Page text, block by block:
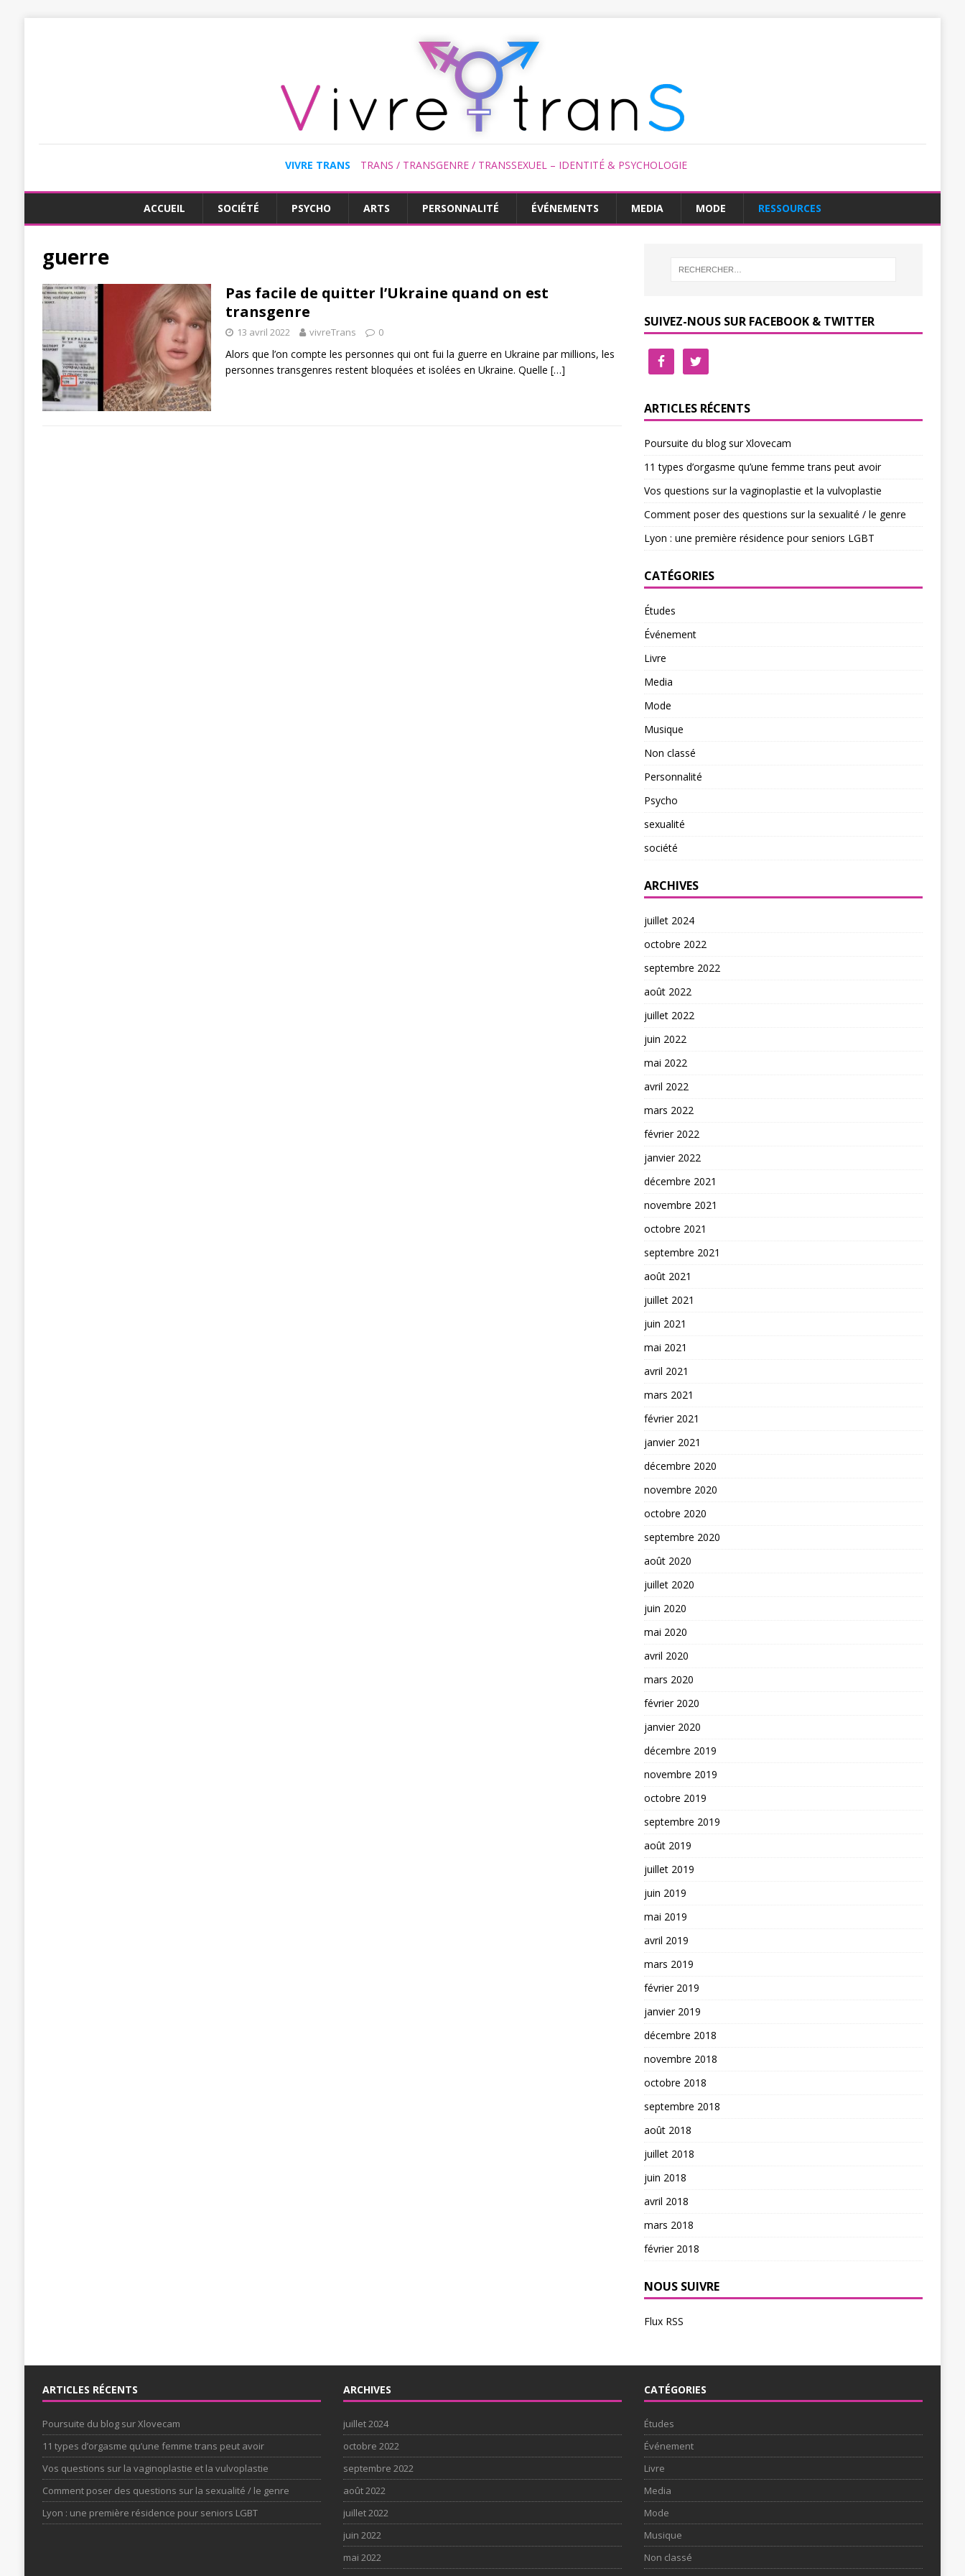
VIVRE TRANS TRANS / TRANSGENRE / TRANSSEXUEL – IDENTITÉ & PSYCHOLOGIE
ACCUEIL SOCIÉTÉ PSYCHO ARTS PERSONNALITÉ ÉVÉNEMENTS MEDIA MODE RESSOURCES
guerre
Pas facile de quitter l’Ukraine quand on est
transgenre
13 avril 2022 vivreTrans 0
Alors que l’on compte les personnes qui ont fui la guerre en Ukraine par millions, les
personnes transgenres restent bloquées et isolées en Ukraine. Quelle […]
SUIVEZ-NOUS SUR FACEBOOK & TWITTER
ARTICLES RÉCENTS
Poursuite du blog sur Xlovecam
11 types d’orgasme qu’une femme trans peut avoir
Vos questions sur la vaginoplastie et la vulvoplastie
Comment poser des questions sur la sexualité / le genre
Lyon : une première résidence pour seniors LGBT
CATÉGORIES
Études
Événement
Livre
Media
Mode
Musique
Non classé
Personnalité
Psycho
sexualité
société
ARCHIVES
juillet 2024
octobre 2022
septembre 2022
août 2022
juillet 2022
juin 2022
mai 2022
avril 2022
mars 2022
février 2022
janvier 2022
décembre 2021
novembre 2021
octobre 2021
septembre 2021
août 2021
juillet 2021
juin 2021
mai 2021
avril 2021
mars 2021
février 2021
janvier 2021
décembre 2020
novembre 2020
octobre 2020
septembre 2020
août 2020
juillet 2020
juin 2020
mai 2020
avril 2020
mars 2020
février 2020
janvier 2020
décembre 2019
novembre 2019
octobre 2019
septembre 2019
août 2019
juillet 2019
juin 2019
mai 2019
avril 2019
mars 2019
février 2019
janvier 2019
décembre 2018
novembre 2018
octobre 2018
septembre 2018
août 2018
juillet 2018
juin 2018
avril 2018
mars 2018
février 2018
NOUS SUIVRE
Flux RSS
ARTICLES RÉCENTS
Poursuite du blog sur Xlovecam
11 types d’orgasme qu’une femme trans peut avoir
Vos questions sur la vaginoplastie et la vulvoplastie
Comment poser des questions sur la sexualité / le genre
Lyon : une première résidence pour seniors LGBT
ARCHIVES
juillet 2024
octobre 2022
septembre 2022
août 2022
juillet 2022
juin 2022
mai 2022
CATÉGORIES
Études
Événement
Livre
Media
Mode
Musique
Non classé